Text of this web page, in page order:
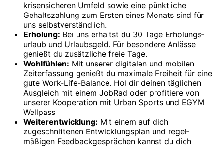
krisen­sicheren Umfeld sowie eine pünkt­liche
Gehalts­zahlung zum Ersten eines Monats sind für
uns selbst­ver­ständlich.
Erholung: Bei uns erhältst du 30 Tage Erholungs­
urlaub und Urlaubsgeld. Für besondere Anlässe
genießt du zusätzliche freie Tage.
Wohlfühlen: Mit unserer digitalen und mobilen
Zeit­erfassung genießt du maximale Freiheit für eine
gute Work-Life-Balance. Hol dir deinen täg­lichen
Aus­gleich mit einem JobRad oder profi­tiere von
unserer Kooperation mit Urban Sports und EGYM
Wellpass
Weiterentwicklung: Mit einem auf dich
zugeschnittenen Ent­wicklungs­plan und regel­
mäßigen Feedback­gesprächen kannst du dich